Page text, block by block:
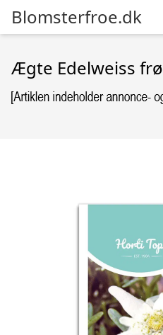
Blomsterfroe.dk
Ægte Edelweiss frø